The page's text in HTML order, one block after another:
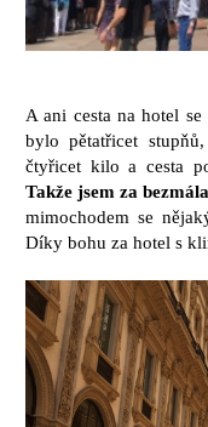
A ani cesta na hotel
bylo pětatřicet
čtyřicet kilo a cesta
Takže jsem za
mimochodem se
Díky bohu za hotel s